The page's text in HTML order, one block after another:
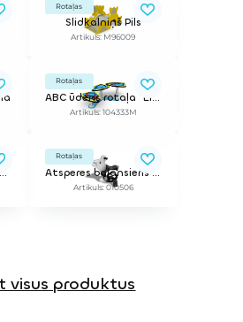
Rotaļas
Slidkalniņš Pils
Artikuls: M96009
Rotaļas
ABC ūdens rotaļa "Ella"
Artikuls: 104333M
Smilšu kaste rotaļu virsmām Sofija
Rotaļas
Atsperes balansieris Pele
Artikuls: 010506
visus produktus